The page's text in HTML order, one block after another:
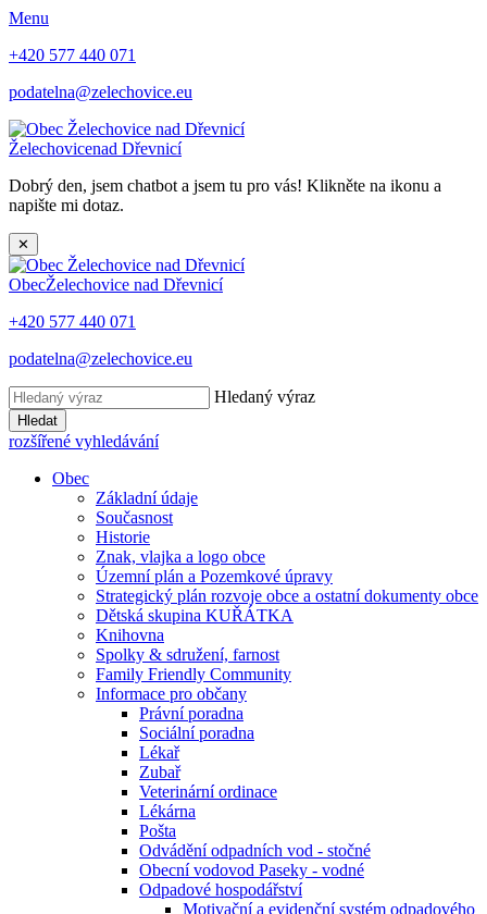
Menu
+420 577 440 071
podatelna@zelechovice.eu
Želechovicenad Dřevnicí
Dobrý den, jsem chatbot a jsem tu pro vás! Klikněte na ikonu a
napište mi dotaz.
✕
ObecŽelechovice nad Dřevnicí
+420 577 440 071
podatelna@zelechovice.eu
Hledaný výraz
Hledat
rozšířené vyhledávání
Obec
Základní údaje
Současnost
Historie
Znak, vlajka a logo obce
Územní plán a Pozemkové úpravy
Strategický plán rozvoje obce a ostatní dokumenty obce
Dětská skupina KUŘÁTKA
Knihovna
Spolky & sdružení, farnost
Family Friendly Community
Informace pro občany
Právní poradna
Sociální poradna
Lékař
Zubař
Veterinární ordinace
Lékárna
Pošta
Odvádění odpadních vod - stočné
Obecní vodovod Paseky - vodné
Odpadové hospodářství
Motivační a evidenční systém odpadového